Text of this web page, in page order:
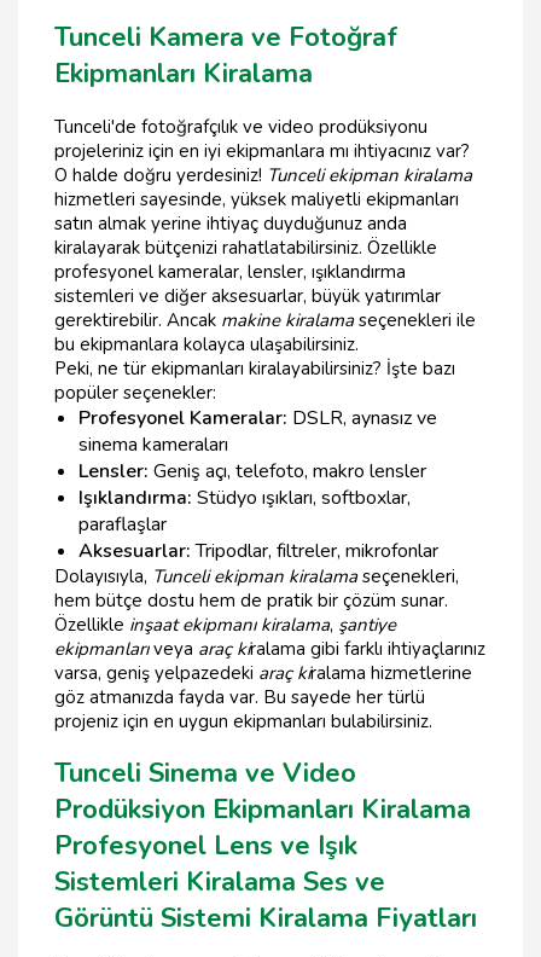
Tunceli Kamera ve Fotoğraf
Ekipmanları Kiralama
Tunceli'de fotoğrafçılık ve video prodüksiyonu
projeleriniz için en iyi ekipmanlara mı ihtiyacınız var?
O halde doğru yerdesiniz! Tunceli ekipman kiralama
hizmetleri sayesinde, yüksek maliyetli ekipmanları
satın almak yerine ihtiyaç duyduğunuz anda
kiralayarak bütçenizi rahatlatabilirsiniz. Özellikle
profesyonel kameralar, lensler, ışıklandırma
sistemleri ve diğer aksesuarlar, büyük yatırımlar
gerektirebilir. Ancak makine kiralamaseçenekleri ile
bu ekipmanlara kolayca ulaşabilirsiniz.
Peki, ne tür ekipmanları kiralayabilirsiniz? İşte bazı
popüler seçenekler:
Profesyonel Kameralar: DSLR, aynasız ve
sinema kameraları
Lensler: Geniş açı, telefoto, makro lensler
Işıklandırma: Stüdyo ışıkları, softboxlar,
paraflaşlar
Aksesuarlar:Tripodlar, filtreler, mikrofonlar
Dolayısıyla, Tunceli ekipman kiralamaseçenekleri,
hem bütçe dostu hem de pratik bir çözüm sunar.
Özellikle inşaat ekipmanı kiralama, şantiye
ekipmanlarıveya araç kiralama gibi farklı ihtiyaçlarınız
varsa, geniş yelpazedeki araç kiralama hizmetlerine
göz atmanızda fayda var. Bu sayede her türlü
projeniz için en uygun ekipmanları bulabilirsiniz.
Tunceli Sinema ve Video
Prodüksiyon Ekipmanları Kiralama
Profesyonel Lens ve Işık
Sistemleri Kiralama Ses ve
Görüntü Sistemi Kiralama Fiyatları